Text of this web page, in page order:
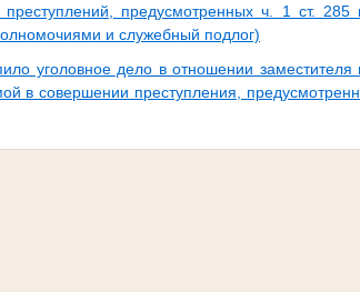
преступлений, предусмотренных ч. 1 ст.
и служебный подлог)
уголовное дело в отношении заместителя
в совершении преступления,